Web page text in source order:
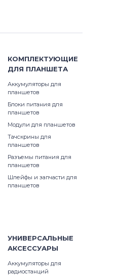
КОМПЛЕКТУЮЩИЕ
ДЛЯ ПЛАНШЕТА
Аккумуляторы для
планшетов
Блоки питания для
планшетов
Модули для планшетов
Тачскрины для
планшетов
Разъемы питания для
планшетов
Шлейфы и запчасти для
планшетов
УНИВЕРСАЛЬНЫЕ
АКСЕССУАРЫ
Аккумуляторы для
радиостанций